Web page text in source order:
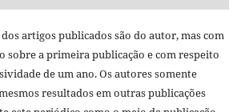
artigos publicados são do autor, mas com
sobre a primeira publicação e com respeito
de um ano. Os autores somente
resultados em outras publicações